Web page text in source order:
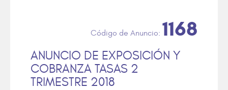
ANUNCIO DE EXPOSICIÓN Y
COBRANZA TASAS 2
TRIMESTRE 2018
1168